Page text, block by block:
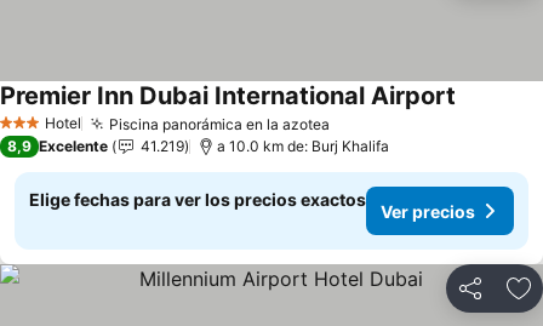
3 Estrellas
Hotel Piscina panorámica en la azotea
Premier Inn Dubai International Airport
8,9 Excelente 41.219 a 10.0 km de: Burj Khalifa
Elige fechas para ver los precios exactos
Ver precios
Compartir